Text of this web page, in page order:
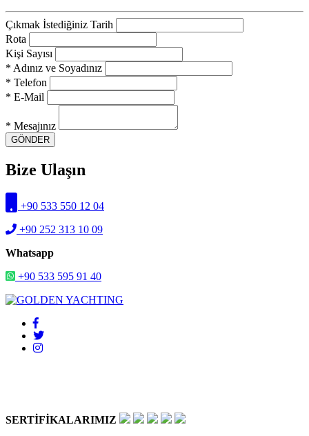
Çıkmak İstediğiniz Tarih
Rota
Kişi Sayısı
* Adınız ve Soyadınız
* Telefon
* E-Mail
* Mesajınız
GÖNDER
Bize Ulaşın
+90 533 550 12 04
+90 252 313 10 09
Whatsapp
+90 533 595 91 40
SERTİFİKALARIMIZ